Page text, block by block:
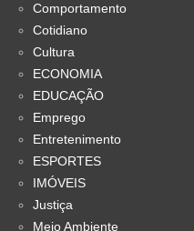
Comportamento
Cotidiano
Cultura
ECONOMIA
EDUCAÇÃO
Emprego
Entretenimento
ESPORTES
IMÓVEIS
Justiça
Meio Ambiente